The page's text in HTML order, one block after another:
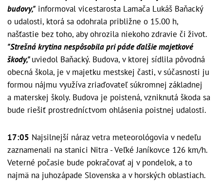
budovy," informoval vicestarosta Lamača Lukáš Baňacký
o udalosti, ktorá sa odohrala približne o 15.00 h,
našťastie bez toho, aby ohrozila niekoho zdravie či život.
"Strešná krytina nespôsobila pri páde ďalšie majetkové
škody,"uviedol Baňacký. Budova, v ktorej sídlila pôvodná
obecná škola, je v majetku mestskej časti, v súčasnosti ju
formou nájmu využíva zriaďovateľ súkromnej základnej
a materskej školy. Budova je poistená, vzniknutá škoda sa
bude riešiť prostredníctvom ohlásenia poistnej udalosti.
17:05 Najsilnejší náraz vetra meteorológovia v nedeľu
zaznamenali na stanici Nitra - Veľké Janíkovce 126 km/h.
Veterné počasie bude pokračovať aj v pondelok, a to
najmä na juhozápade Slovenska a v horských oblastiach.